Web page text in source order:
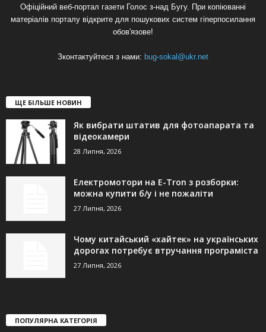
Офіційний веб-портал газети Голос з-над Бугу. При копіюванні
матеріалів порталу відкрите для пошукових систем гіперпосилання
обов'язове!
Зконтактуйтеся з нами: bug-sokal@ukr.net
ЩЕ БІЛЬШЕ НОВИН
Як вибрати штатив для фотоапарата та
відеокамери
28 Липня, 2026
Електромотори на E-Tron з розборки:
можна купити б/у і не пожаліти
27 Липня, 2026
Чому китайський «хайтек» на українських
дорогах потребує втручання програміста
27 Липня, 2026
ПОПУЛЯРНА КАТЕГОРІЯ